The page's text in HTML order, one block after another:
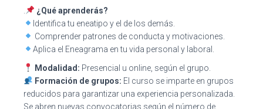
¿Qué aprenderás?
Identifica tu eneatipo y el de los demás.
Comprender patrones de conducta y motivaciones.
Aplica el Eneagrama en tu vida personal y laboral.
Modalidad: Presencial u online, según el grupo.
Formación de grupos: El curso se imparte en grupos
reducidos para garantizar una experiencia personalizada.
Se abren nuevas convocatorias según el número de